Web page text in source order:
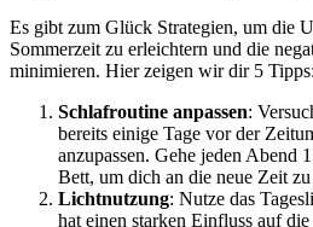
Es gibt zum Glück Strategien, um die
Sommerzeit zu erleichtern und die
minimieren. Hier zeigen wir dir 5 Tipps:
Schlafroutine anpassen:
bereits einige Tage vor der
anzupassen. Gehe jeden Abend
Bett, um dich an die neue Zeit
Lichtnutzung: Nutze das
hat einen starken Einfluss auf